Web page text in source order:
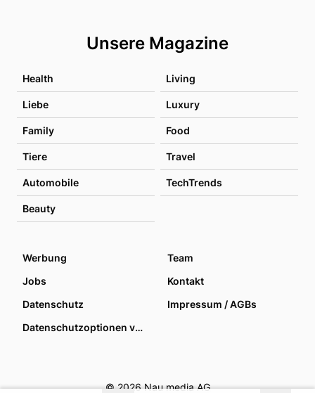
Unsere Magazine
Health Living
Liebe Luxury
Family Food
Tiere Travel
Automobile TechTrends
Beauty
Werbung
Team
Jobs
Kontakt
Datenschutz
Impressum / AGBs
Datenschutzoptionen verwalten
© 2026 Nau media AG